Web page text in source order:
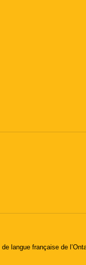
langue française de